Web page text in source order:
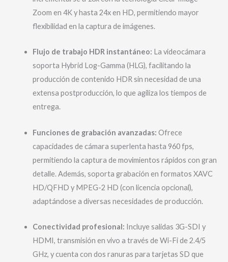
Zoom en 4K y hasta 24x en HD, permitiendo mayor
flexibilidad en la captura de imágenes.
Flujo de trabajo HDR instantáneo: La videocámara
soporta Hybrid Log-Gamma (HLG), facilitando la
producción de contenido HDR sin necesidad de una
extensa postproducción, lo que agiliza los tiempos de
entrega.
Funciones de grabación avanzadas: Ofrece
capacidades de cámara superlenta hasta 960 fps,
permitiendo la captura de movimientos rápidos con gran
detalle. Además, soporta grabación en formatos XAVC
HD/QFHD y MPEG-2 HD (con licencia opcional),
adaptándose a diversas necesidades de producción.
Conectividad profesional: Incluye salidas 3G-SDI y
HDMI, transmisión en vivo a través de Wi-Fi de 2.4/5
GHz, y cuenta con dos ranuras para tarjetas SD que